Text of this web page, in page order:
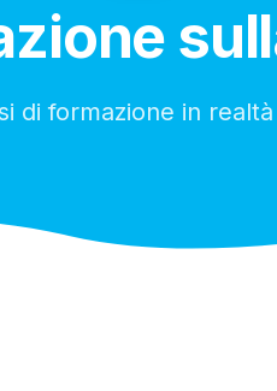
di formazione in